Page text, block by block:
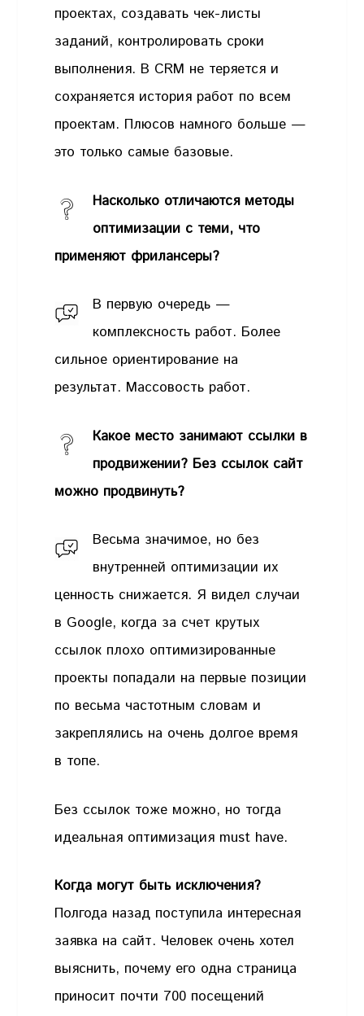
проектах, создавать чек-листы
заданий, контролировать сроки
выполнения. В CRM не теряется и
сохраняется история работ по всем
проектам. Плюсов намного больше —
это только самые базовые.
Насколько отличаются методы
оптимизации с теми, что
применяют фрилансеры?
В первую очередь —
комплексность работ. Более
сильное ориентирование на
результат. Массовость работ.
Какое место занимают ссылки в
продвижении? Без ссылок сайт
можно продвинуть?
Весьма значимое, но без
внутренней оптимизации их
ценность снижается. Я видел случаи
в Google, когда за счет крутых
ссылок плохо оптимизированные
проекты попадали на первые позиции
по весьма частотным словам и
закреплялись на очень долгое время
в топе.
Без ссылок тоже можно, но тогда
идеальная оптимизация must have.
Когда могут быть исключения?
Полгода назад поступила интересная
заявка на сайт. Человек очень хотел
выяснить, почему его одна страница
приносит почти 700 посещений